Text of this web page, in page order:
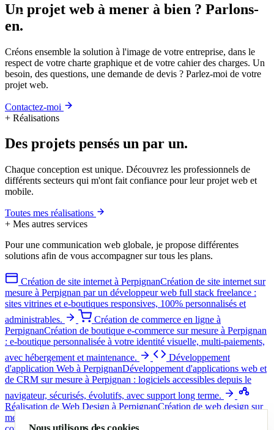
Un projet web à mener à bien ? Parlons-
en.
Créons ensemble la solution à l'image de votre entreprise, dans le
respect de votre charte graphique et de votre cahier des charges. Un
besoin, des questions, une demande de devis ? Parlez-moi de votre
projet web.
Contactez-moi
+ Réalisations
Des projets pensés un par un.
Chaque conception est unique. Découvrez les professionnels de
différents secteurs qui m'ont fait confiance pour leur projet web et
mobile.
Toutes mes réalisations
+ Mes autres services
Pour une communication web globale, je propose différentes
solutions afin de vous accompagner sur tous les plans.
Création de site internet à PerpignanCréation de site internet sur
mesure à Perpignan par un développeur web full stack freelance :
sites vitrines et e-boutiques responsives, 100% personnalisés et
administrables.
Création de commerce en ligne à
PerpignanCréation de boutique e-commerce sur mesure à Perpignan
: e-boutique personnalisée à votre identité visuelle, multi-paiements,
avec hébergement et maintenance.
Développement
d'application Web à PerpignanDéveloppement d'applications web et
de CRM sur mesure à Perpignan : logiciels accessibles depuis le
navigateur, sécurisés, évolutifs, avec support long terme.
Réalisation de Web Design à PerpignanCréation de web design sur
mesure à Perpignan : identité visuelle unique, stratégie de